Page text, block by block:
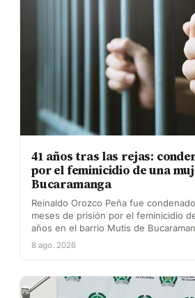
41 años tras las rejas:
por el feminicidio de una
Bucaramanga
Reinaldo Orozco Peña fue
meses de prisión por el feminicidio
años en el barrio Mutis de
8 ago. 2026